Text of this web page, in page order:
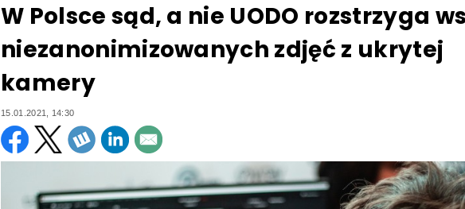
W Polsce sąd, a nie UODO rozstrzyga
niezanonimizowanych zdjęć z ukrytej
kamery
15.01.2021, 14:30